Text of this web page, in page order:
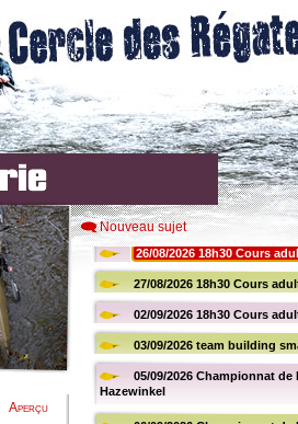
Aperçu
Nouveau sujet